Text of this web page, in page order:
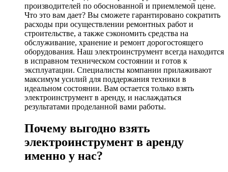
производителей по обоснованной и приемлемой цене.
Что это вам дает? Вы сможете гарантировано сократить
расходы при осуществлении ремонтных работ и
строительстве, а также сэкономить средства на
обслуживание, хранение и ремонт дорогостоящего
оборудования. Наш электроинструмент всегда находится
в исправном техническом состоянии и готов к
эксплуатации. Специалисты компании прилаживают
максимум усилий для поддержания техники в
идеальном состоянии. Вам остается только взять
электроинструмент в аренду, и наслаждаться
результатами проделанной вами работы.
Почему выгодно взять
электроинструмент в аренду
именно у нас?